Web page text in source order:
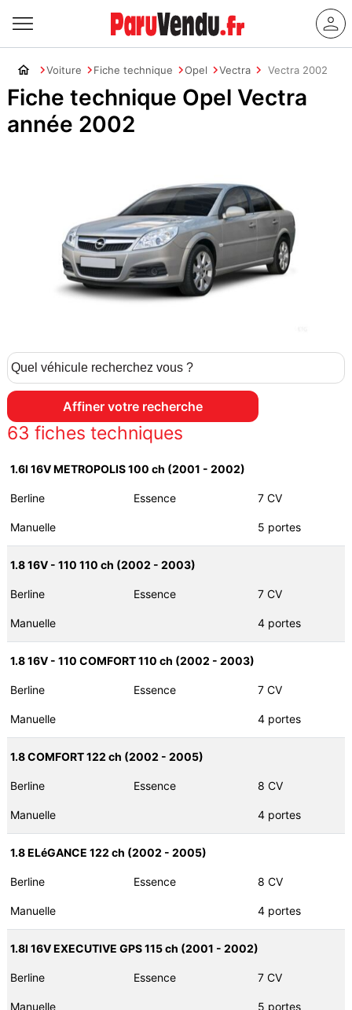
Voiture Fiche technique Opel Vectra Vectra 2002
Fiche technique Opel Vectra
année 2002
63 fiches techniques
1.6I 16V METROPOLIS 100 ch (2001 - 2002)
Berline Essence 7 CV
Manuelle 5 portes
1.8 16V - 110 110 ch (2002 - 2003)
Berline Essence 7 CV
Manuelle 4 portes
1.8 16V - 110 COMFORT 110 ch (2002 - 2003)
Berline Essence 7 CV
Manuelle 4 portes
1.8 COMFORT 122 ch (2002 - 2005)
Berline Essence 8 CV
Manuelle 4 portes
1.8 ELéGANCE 122 ch (2002 - 2005)
Berline Essence 8 CV
Manuelle 4 portes
1.8I 16V EXECUTIVE GPS 115 ch (2001 - 2002)
Berline Essence 7 CV
Manuelle 5 portes